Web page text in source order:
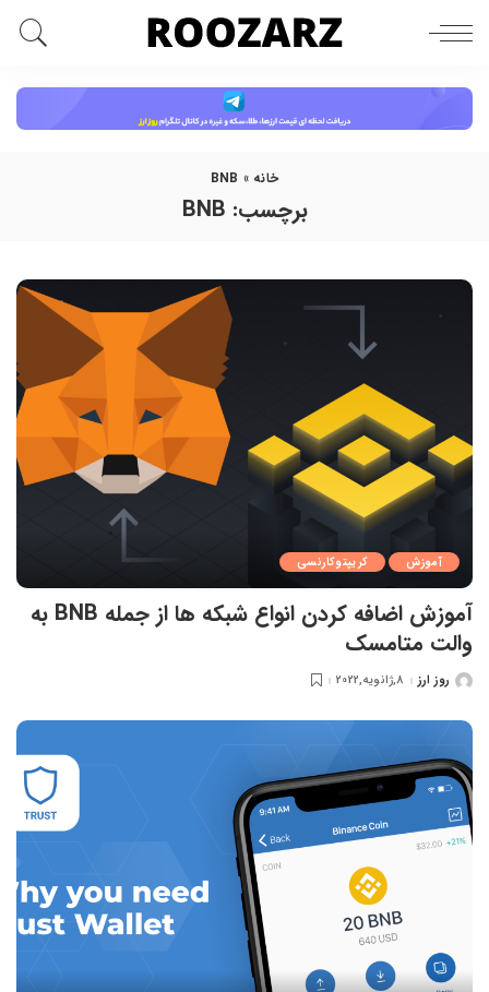
خانه »
BNB
برچسب: BNB
آموزش کریپتوکارنسی
آموزش اضافه کردن انواع شبکه ها از جمله BNB به
والت متامسک
ارسالروز ارز 8,ژانویه,2022